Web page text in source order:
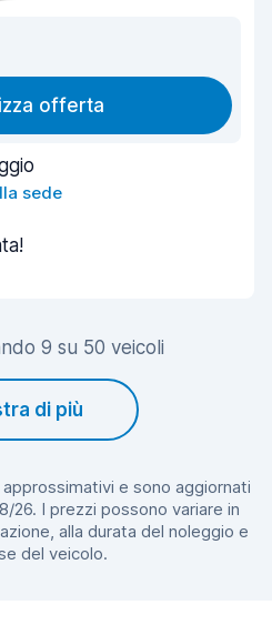
offerta
sede
9 su 50 veicoli
di più
e sono aggiornati
26. I prezzi possono variare in
alla durata del noleggio e
del veicolo.